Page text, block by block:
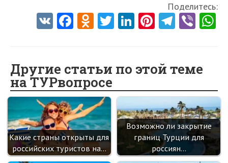
Поделитесь:
V Fa
o
o
k
O
o
kl
as
sn
ik
i
T
er
Li
dI
n
Pi
es
t
Te
a
m
Vi
Другие статьи по этой теме
на ТУРвопросе
Какие страны открыты для
российских туристов на…
Возможно ли закрытие
границ Турции для
россиян…